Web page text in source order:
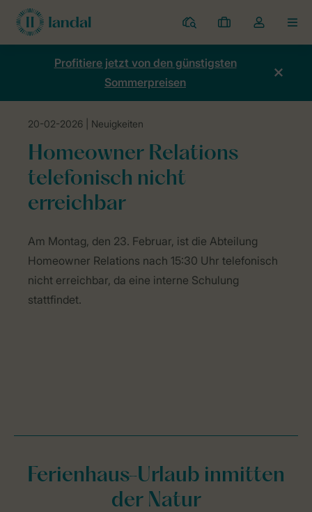
Ferienparks
Meine
Buchungen
Dropdown-
Menü
Kontos
Profitiere jetzt von den günstigsten
Sommerpreisen
Neuigkeiten
20-02-2026 | Neuigkeiten
Homeowner Relations
telefonisch nicht
erreichbar
Am Montag, den 23. Februar, ist die Abteilung
Homeowner Relations nach 15:30 Uhr telefonisch
nicht erreichbar, da eine interne Schulung
stattfindet.
Ferienhaus-Urlaub inmitten
der Natur